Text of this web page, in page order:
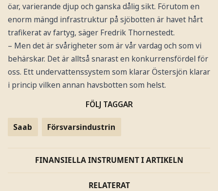
öar, varierande djup och ganska dålig sikt. Förutom en
enorm mängd infrastruktur på sjöbotten är havet hårt
trafikerat av fartyg, säger Fredrik Thornestedt.
– Men det är svårigheter som är vår vardag och som vi
behärskar. Det är alltså snarast en konkurrensfördel för
oss. Ett undervattenssystem som klarar Östersjön klarar
i princip vilken annan havsbotten som helst.
FÖLJ TAGGAR
Saab Försvarsindustrin
FINANSIELLA INSTRUMENT I ARTIKELN
RELATERAT